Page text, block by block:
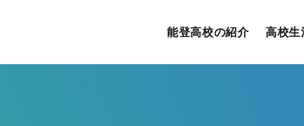
能登高校の紹介 高校生